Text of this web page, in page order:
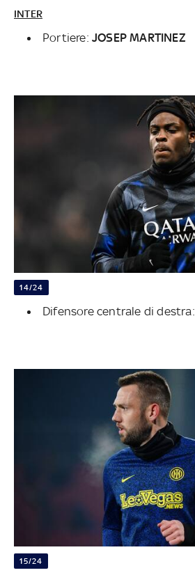
INTER
Portiere: JOSEP MARTINEZ
14/24
Difensore centrale di destra:
15/24